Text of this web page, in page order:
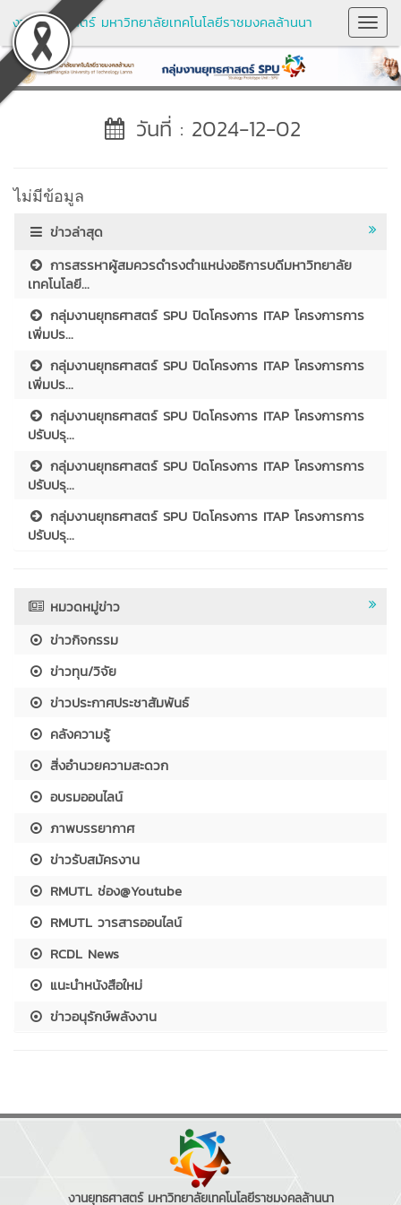
งานยุทธศาสตร์ มหาวิทยาลัยเทคโนโลยีราชมงคลล้านนา
วันที่ : 2024-12-02
ไม่มีข้อมูล
ข่าวล่าสุด
การสรรหาผู้สมควรดำรงตำแหน่งอธิการบดีมหาวิทยาลัย
เทคโนโลยี...
กลุ่มงานยุทธศาสตร์ SPU ปิดโครงการ ITAP โครงการการ
เพิ่มปร...
กลุ่มงานยุทธศาสตร์ SPU ปิดโครงการ ITAP โครงการการ
เพิ่มปร...
กลุ่มงานยุทธศาสตร์ SPU ปิดโครงการ ITAP โครงการการ
ปรับปรุ...
กลุ่มงานยุทธศาสตร์ SPU ปิดโครงการ ITAP โครงการการ
ปรับปรุ...
กลุ่มงานยุทธศาสตร์ SPU ปิดโครงการ ITAP โครงการการ
ปรับปรุ...
หมวดหมู่ข่าว
ข่าวกิจกรรม
ข่าวทุน/วิจัย
ข่าวประกาศประชาสัมพันธ์
คลังความรู้
สิ่งอำนวยความสะดวก
อบรมออนไลน์
ภาพบรรยากาศ
ข่าวรับสมัครงาน
RMUTL ช่อง@Youtube
RMUTL วารสารออนไลน์
RCDL News
แนะนำหนังสือใหม่
ข่าวอนุรักษ์พลังงาน
งานยุทธศาสตร์ มหาวิทยาลัยเทคโนโลยีราชมงคลล้านนา